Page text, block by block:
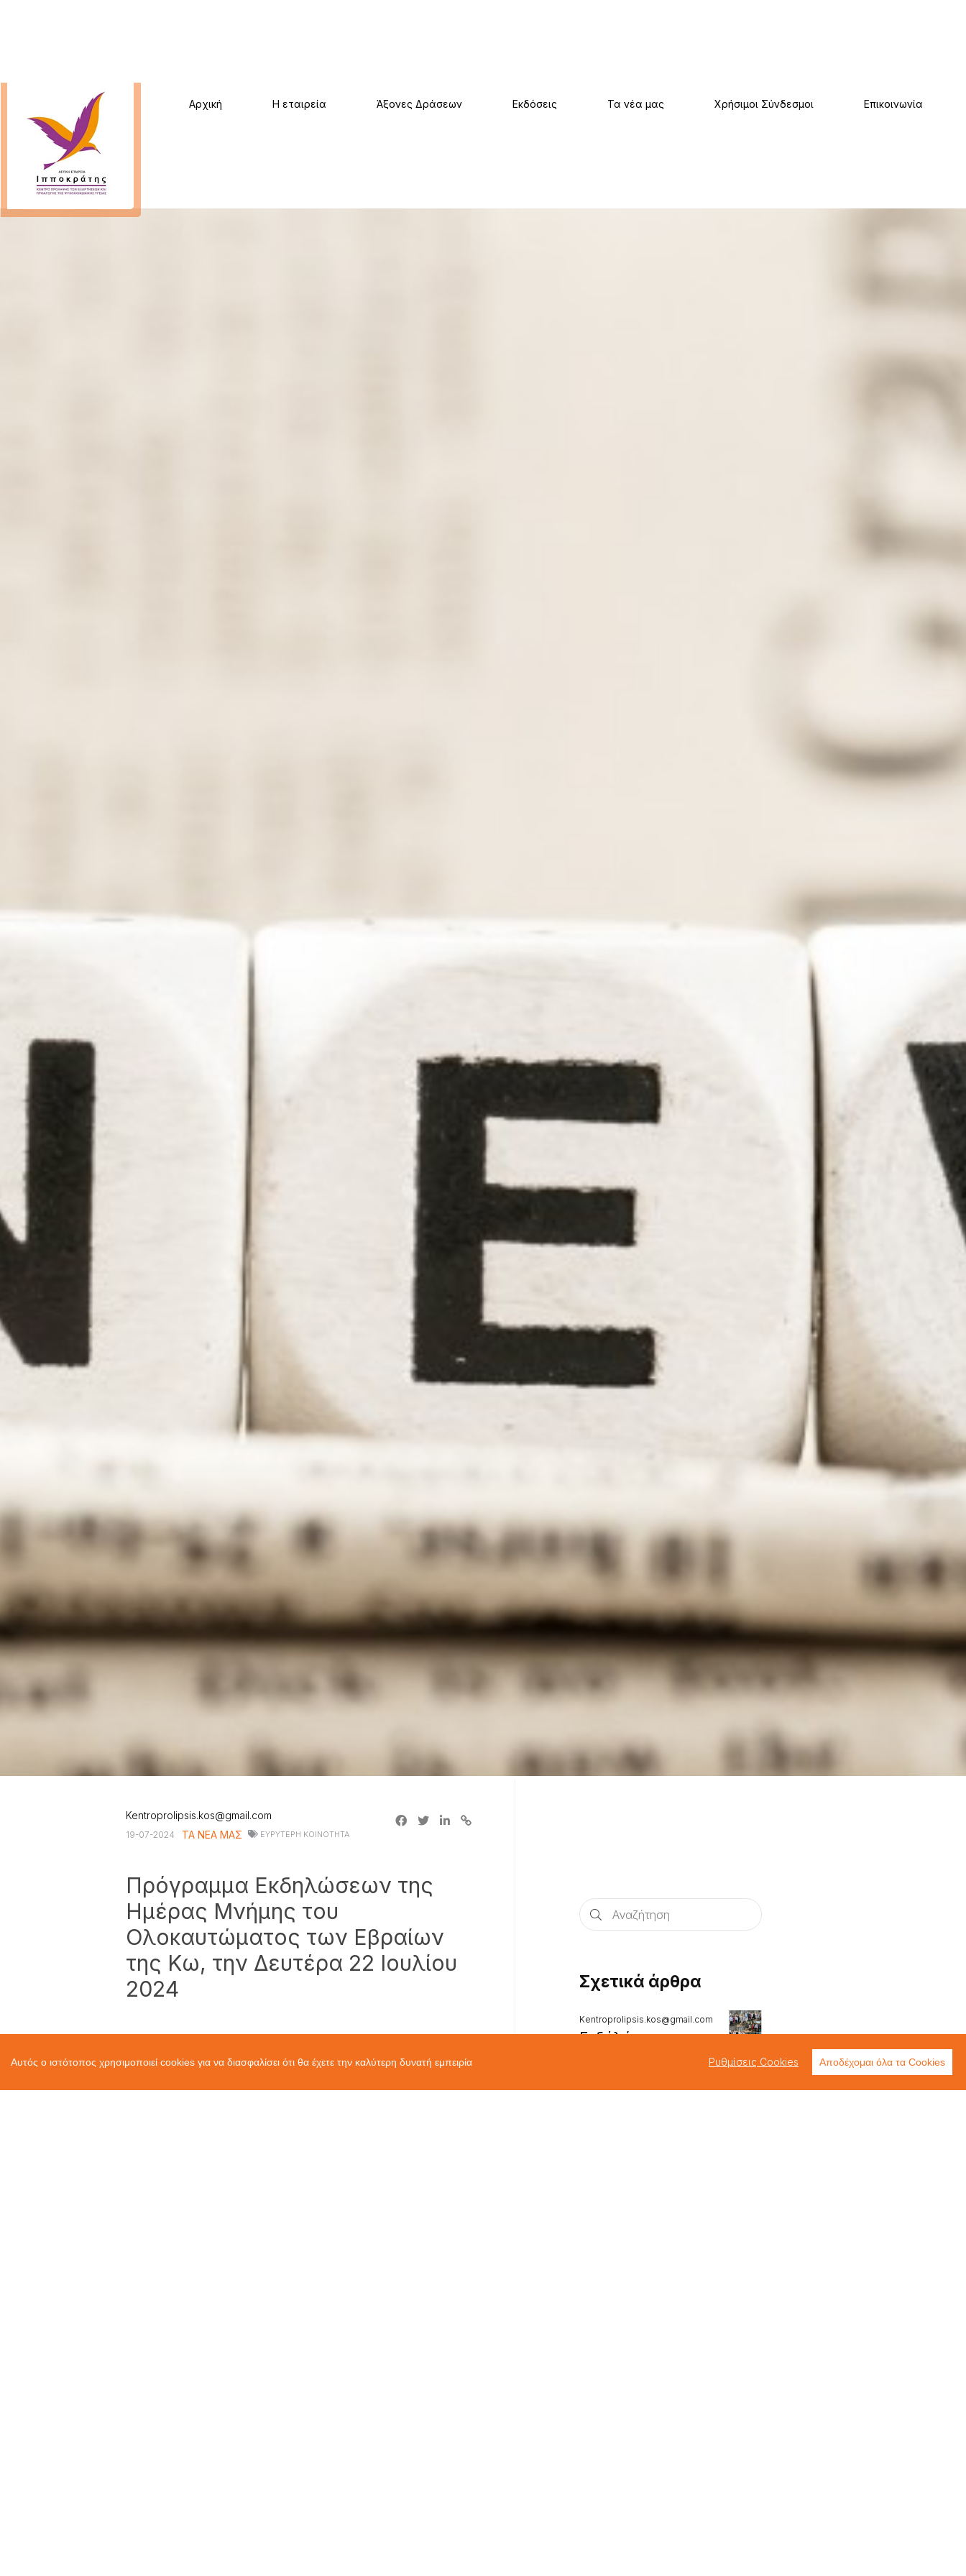
Αρχική Η εταιρεία Άξονες Δράσεων Εκδόσεις Τα νέα μας Χρήσιμοι Σύνδεσμοι Επικοινωνία
Kentroprolipsis.kos@gmail.com
19-07-2024 ΤΑ ΝΕΑ ΜΑΣ ΕΥΡΥΤΕΡΗ ΚΟΙΝΟΤΗΤΑ
Πρόγραμμα Εκδηλώσεων της
Ημέρας Μνήμης του
Ολοκαυτώματος των Εβραίων
της Κω, την Δευτέρα 22 Ιουλίου
2024
Σχετικά άρθρα
Kentroprolipsis.kos@gmail.com
Εκδήλώσεις
των Εβραίων της
Αυτός ο ιστότοπος χρησιμοποιεί cookies για να διασφαλίσει ότι θα έχετε την καλύτερη δυνατή εμπειρία Ρυθμίσεις Cookies Αποδέχομαι όλα τα Cookies